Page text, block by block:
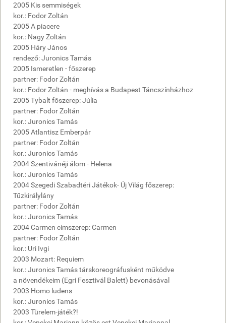
2005 Kis semmiségek
kor.: Fodor Zoltán
2005 A piacere
kor.: Nagy Zoltán
2005 Háry János
rendező: Juronics Tamás
2005 Ismeretlen - főszerep
partner: Fodor Zoltán
kor.: Fodor Zoltán - meghívás a Budapest Táncszínházhoz
2005 Tybalt főszerep: Júlia
partner: Fodor Zoltán
kor.: Juronics Tamás
2005 Atlantisz Emberpár
partner: Fodor Zoltán
kor.: Juronics Tamás
2004 Szentivánéji álom - Helena
kor.: Juronics Tamás
2004 Szegedi Szabadtéri Játékok- Új Világ főszerep:
Tűzkirálylány
partner: Fodor Zoltán
kor.: Juronics Tamás
2004 Carmen címszerep: Carmen
partner: Fodor Zoltán
kor.: Uri Ivgi
2003 Mozart: Requiem
kor.: Juronics Tamás társkoreográfusként működve
a növendékeim (Egri Fesztivál Balett) bevonásával
2003 Homo ludens
kor.: Juronics Tamás
2003 Türelem-játék?!